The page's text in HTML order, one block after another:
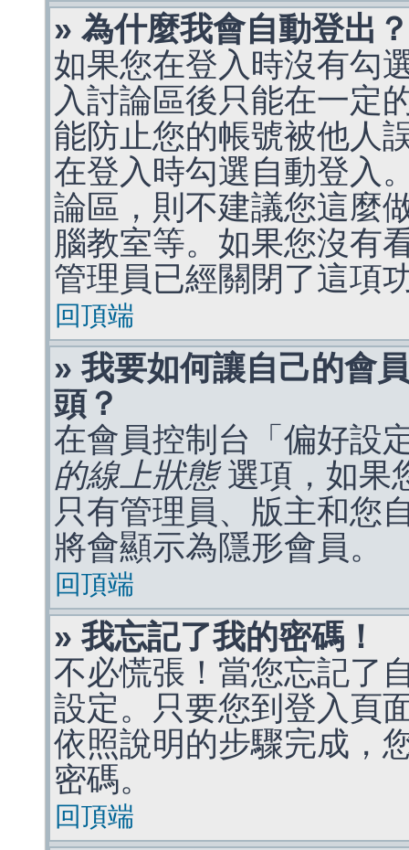
» 為什麼我會自動登出？
如果您在登入時沒有勾
入討論區後只能在一定
能防止您的帳號被他人
在登入時勾選自動登入
論區，則不建議您這麼
腦教室等。如果您沒有
管理員已經關閉了這項
回頂端
» 我要如何讓自己的會
頭？
在會員控制台「偏好設
的線上狀態選項，如果
只有管理員、版主和您
將會顯示為隱形會員。
回頂端
» 我忘記了我的密碼！
不必慌張！當您忘記了
設定。只要您到登入頁
依照說明的步驟完成，
密碼。
回頂端